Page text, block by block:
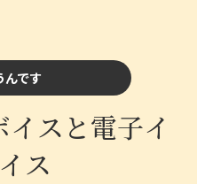
んです
スと電子イ
ス